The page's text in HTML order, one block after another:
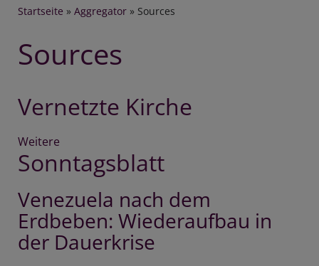
Breadcrumb
Startseite Aggregator Sources
Sources
Vernetzte Kirche
Weitere
über
Vernetzte
Kirche
Sonntagsblatt
Venezuela nach dem
Erdbeben: Wiederaufbau in
der Dauerkrise